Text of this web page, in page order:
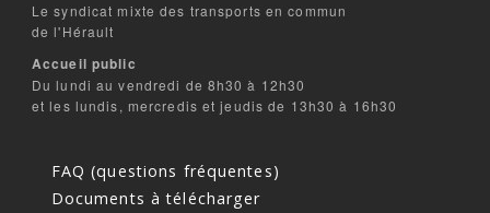
Le syndicat mixte des transports en commun
de l'Hérault
Accueil public
Du lundi au vendredi de 8h30 à 12h30
et les lundis, mercredis et jeudis de 13h30 à 16h30
FAQ (questions fréquentes)
Documents à télécharger